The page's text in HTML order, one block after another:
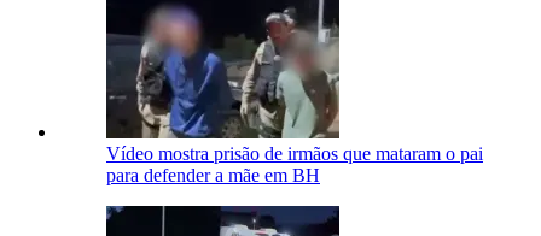
Vídeo mostra prisão de irmãos que mataram o pai
para defender a mãe em BH